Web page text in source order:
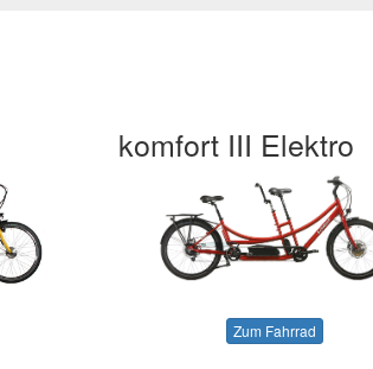
komfort III Elektro
Zum Fahrrad